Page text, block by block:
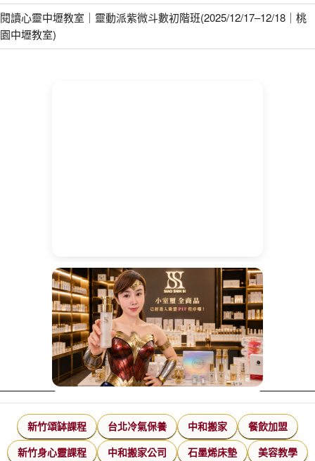
閱讀心靈中壢教室｜靈動派紫微斗數初階班(2025/12/17–12/18｜桃
園中壢教室)
新竹頌缽課程 台北冷氣保養 中和搬家 餐飲加盟
新竹身心靈課程 中和搬家公司 石墨烯床墊 美容教學